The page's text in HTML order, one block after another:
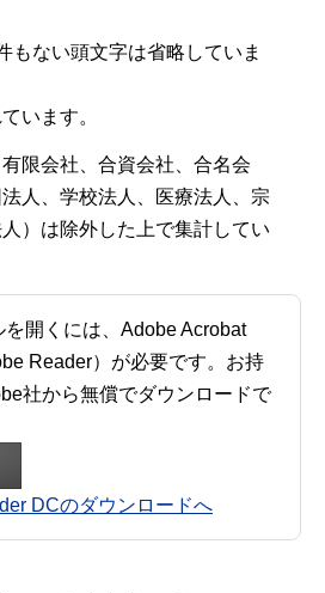
もない頭文字は省略していま
います。
限会社、合資会社、合名会
人、学校法人、医療法人、宗
）は除外した上で集計してい
開くには、Adobe Acrobat
Reader）が必要です。お持
社から無償でダウンロードで
DCのダウンロードへ